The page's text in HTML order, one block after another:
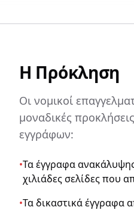
Η Πρόκληση
Οι νομικοί
μοναδικές
εγγράφων:
•Τα έγγραφα
χιλιάδες σελίδες που
•Τα δικαστικά έγγραφα